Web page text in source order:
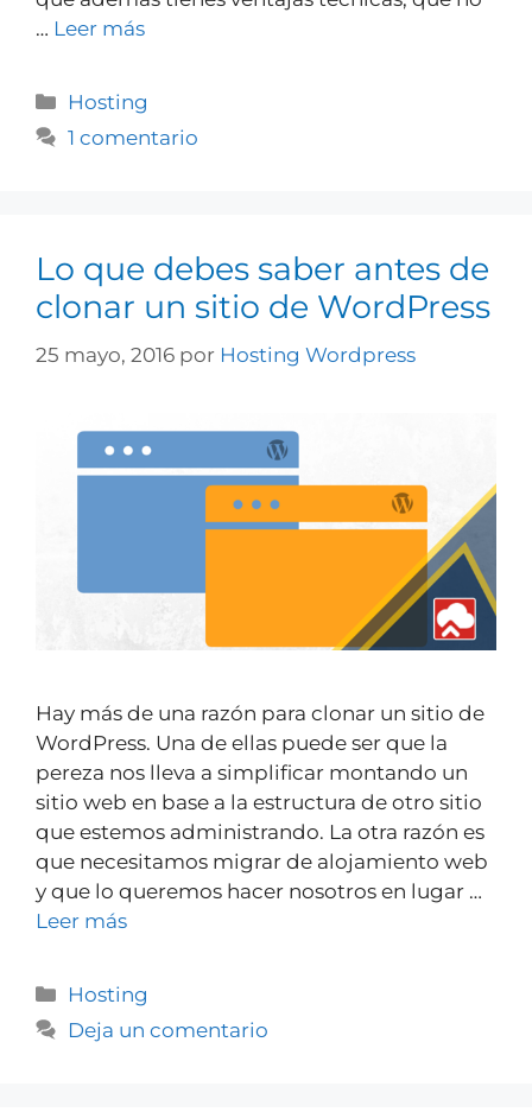
… Leer más
Hosting
1 comentario
Lo que debes saber antes de
clonar un sitio de WordPress
25 mayo, 2016 por Hosting Wordpress
Hay más de una razón para clonar un sitio de
WordPress. Una de ellas puede ser que la
pereza nos lleva a simplificar montando un
sitio web en base a la estructura de otro sitio
que estemos administrando. La otra razón es
que necesitamos migrar de alojamiento web
y que lo queremos hacer nosotros en lugar …
Leer más
Hosting
Deja un comentario